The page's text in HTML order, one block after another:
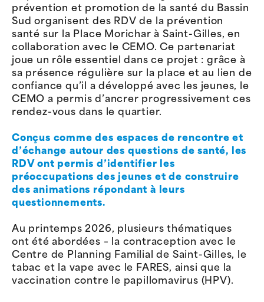
prévention et promotion de la santé du Bassin
Sud organisent des RDV de la prévention
santé sur la Place Morichar à Saint-Gilles, en
collaboration avec le CEMO. Ce partenariat
joue un rôle essentiel dans ce projet : grâce à
sa présence régulière sur la place et au lien de
confiance qu’il a développé avec les jeunes, le
CEMO a permis d’ancrer progressivement ces
rendez-vous dans le quartier.
Conçus comme des espaces de rencontre et
d’échange autour des questions de santé, les
RDV ont permis d’identifier les
préoccupations des jeunes et de construire
des animations répondant à leurs
questionnements.
Au printemps 2026, plusieurs thématiques
ont été abordées – la contraception avec le
Centre de Planning Familial de Saint-Gilles, le
tabac et la vape avec le FARES, ainsi que la
vaccination contre le papillomavirus (HPV).